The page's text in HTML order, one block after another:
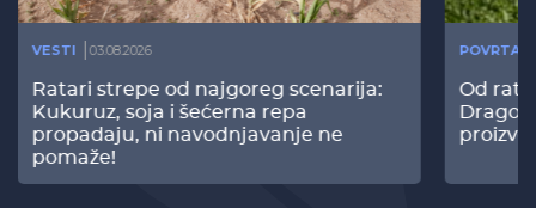
VESTI 03.08.2026
Ratari strepe od najgoreg scenarija:
Kukuruz, soja i šećerna repa
propadaju, ni navodnjavanje ne
pomaže!
Od